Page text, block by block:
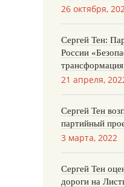
26 октября,
Сергей Тен:
России
трансформация
21 апреля,
Сергей Тен
партийный
3 марта, 2022
Сергей Тен
дороги на